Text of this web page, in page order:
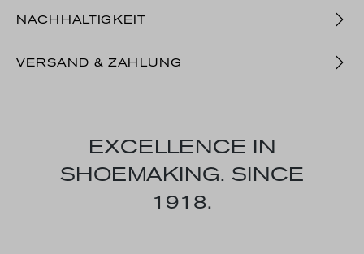
NACHHALTIGKEIT
VERSAND & ZAHLUNG
EXCELLENCE IN
SHOEMAKING. SINCE
1918.